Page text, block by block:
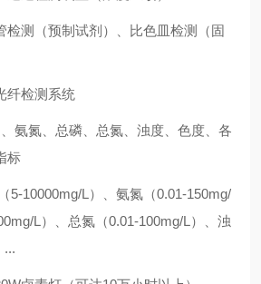
检测 （预制试剂） 、比色皿检测
（固
纤检测系统
氨氮、总磷、总氮、浊度、色度、各
标
5-10000mg/L）、氨氮（0.01-150mg/
mg/L）、总氮（0.01-100mg/L）、浊
...